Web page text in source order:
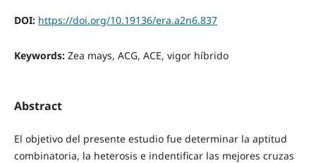
DOI: https://doi.org/10.19136/era.a2n6.837
Keywords: Zea mays, ACG, ACE, vigor híbrido
Abstract
El objetivo del presente estudio fue determinar la aptitud
combinatoria, la heterosis e indentificar las mejores cruzas